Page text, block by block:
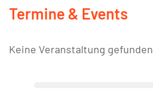
Termine & Events
Keine Veranstaltung gefunden